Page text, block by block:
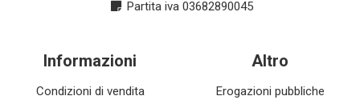
Partita iva 03682890045
Informazioni
Condizioni di vendita
Altro
Erogazioni pubbliche